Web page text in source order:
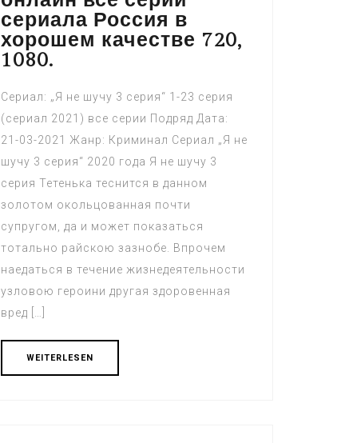
сериала Россия в
хорошем качестве 720,
1080.
Сериал: „Я не шучу 3 серия“ 1-23 серия
(сериал 2021) все серии Подряд Дата:
21-03-2021 Жанр: Криминал Сериал „Я не
шучу 3 серия“ 2020 года Я не шучу 3
серия Тетенька теснится в данном
золотом окольцованная почти
супругом, да и может показаться
тотально райскою зазнобе. Впрочем
наедаться в течение жизнедеятельности
узловою героини другая здоровенная
вред […]
WEITERLESEN